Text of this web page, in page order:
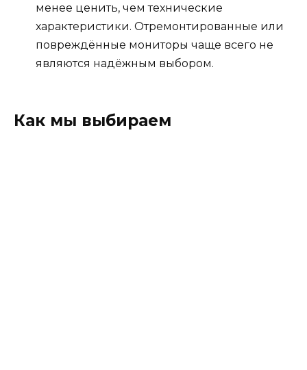
менее ценить, чем технические
характеристики. Отремонтированные или
повреждённые мониторы чаще всего не
являются надёжным выбором.
Как мы выбираем